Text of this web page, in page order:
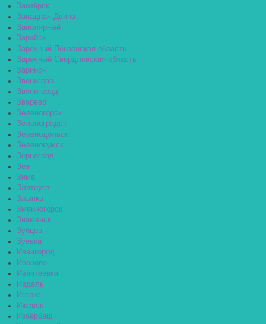
Заозёрск
Западная Двина
Заполярный
Зарайск
Заречный Пензенская область
Заречный Свердловская область
Заринск
Звенигово
Звенигород
Зверево
Зеленогорск
Зеленоградск
Зеленодольск
Зеленокумск
Зерноград
Зея
Зима
Златоуст
Злынка
Змеиногорск
Знаменск
Зубцов
Зуевка
Ивангород
Иваново
Ивантеевка
Ивдель
Игарка
Ижевск
Избербаш